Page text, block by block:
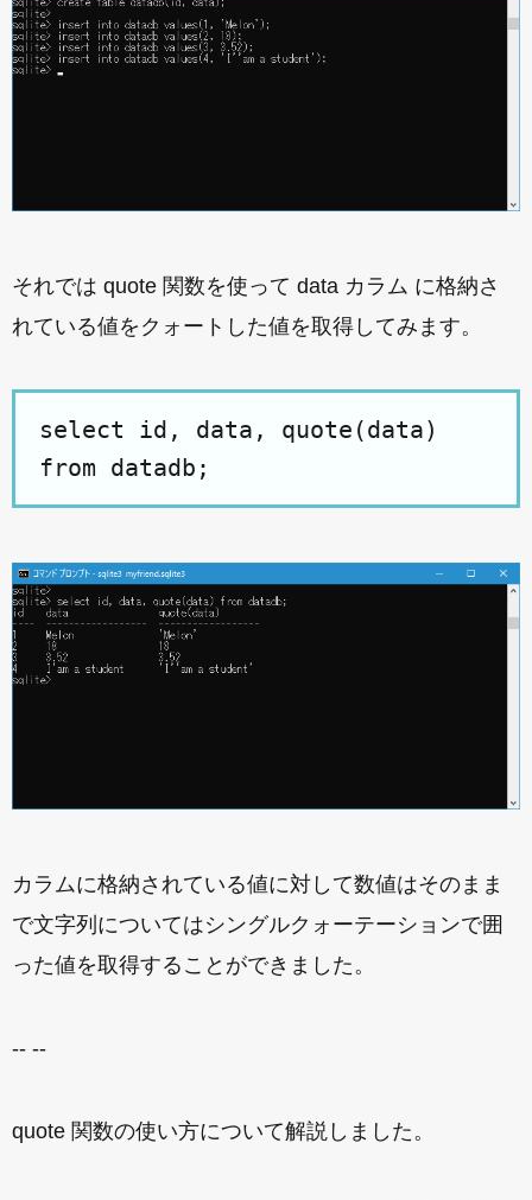
それでは quote 関数を使って data カラム に格納さ
れている値をクォートした値を取得してみます。
select id, data, quote(data)
from datadb;
カラムに格納されている値に対して数値はそのまま
で文字列についてはシングルクォーテーションで囲
った値を取得することができました。
-- --
quote 関数の使い方について解説しました。